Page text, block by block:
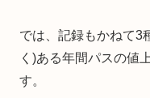
では、記録もかねて3
く)ある年間パスの値
す。